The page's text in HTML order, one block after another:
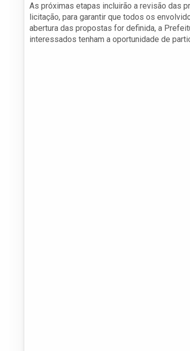
As próximas etapas incluirão a revisão das
licitação, para garantir que todos os
abertura das propostas for definida, a
interessados tenham a oportunidade de